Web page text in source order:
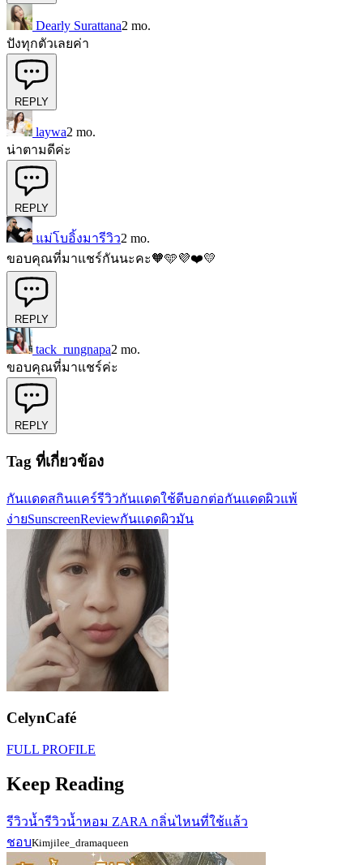
Dearly Surattana2 mo.
ปังทุกตัวเลยค่า
REPLY
laywa2 mo.
น่าตามดีค่ะ
REPLY
แม่โบอิ้งมารีวิว2 mo.
ขอบคุณที่มาแชร์กันนะคะ🧡🩵💜❤️💛
REPLY
tack_rungnapa2 mo.
ขอบคุณที่มาแชร์ค่ะ
REPLY
Tag ที่เกี่ยวข้อง
กันแดดสกินแคร์รีวิวกันแดดใช้ดีบอกต่อกันแดดผิวแพ้
ง่ายSunscreenReviewกันแดดผิวมัน
CelynCafé
FULL PROFILE
Keep Reading
รีวิวน้ำรีวิวน้ำหอม ZARA กลิ่นไหนที่ใช้แล้ว
ชอบKimjilee_dramaqueen